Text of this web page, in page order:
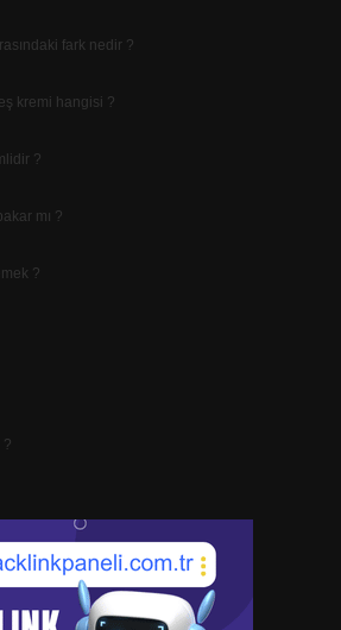
fark nedir ?
kremi hangisi ?
?
mı ?
?
?